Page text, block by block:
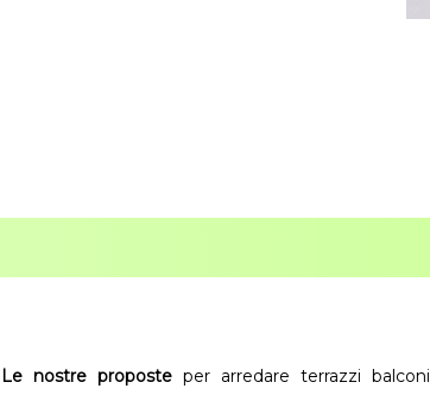
Le nostre proposte per arredare terrazzi balconi